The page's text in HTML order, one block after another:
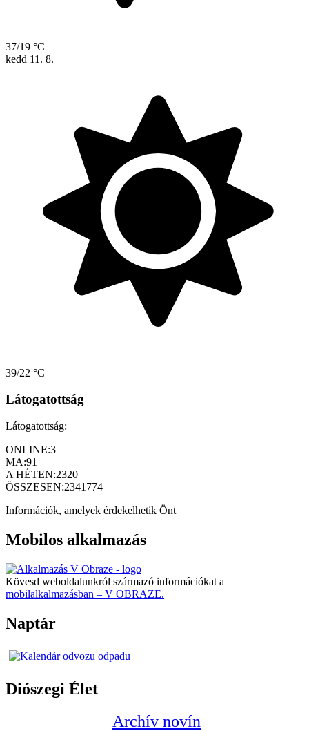
37/19 °C
kedd 11. 8.
39/22 °C
Látogatottság
Látogatottság:
ONLINE:3
MA:91
A HÉTEN:2320
ÖSSZESEN:2341774
Információk, amelyek érdekelhetik Önt
Mobilos alkalmazás
Kövesd weboldalunkról származó információkat a
mobilalkalmazásban – V OBRAZE.
Naptár
Diószegi Élet
Archív novín